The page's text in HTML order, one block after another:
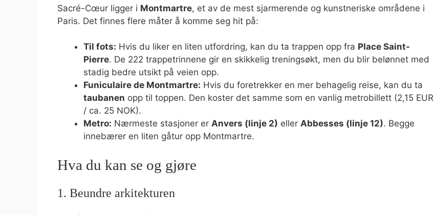
Sacré-Cœur ligger i Montmartre, et av de mest sjarmerende og kunstneriske områdene i
Paris. Det finnes flere måter å komme seg hit på:
Til fots: Hvis du liker en liten utfordring, kan du ta trappen opp fra Place Saint-
Pierre. De 222 trappetrinnene gir en skikkelig treningsøkt, men du blir belønnet med
stadig bedre utsikt på veien opp.
Funiculaire de Montmartre: Hvis du foretrekker en mer behagelig reise, kan du ta
taubanen opp til toppen. Den koster det samme som en vanlig metrobillett (2,15 EUR
/ ca. 25 NOK).
Metro: Nærmeste stasjoner er Anvers (linje 2) eller Abbesses (linje 12). Begge
innebærer en liten gåtur opp Montmartre.
Hva du kan se og gjøre
1. Beundre arkitekturen